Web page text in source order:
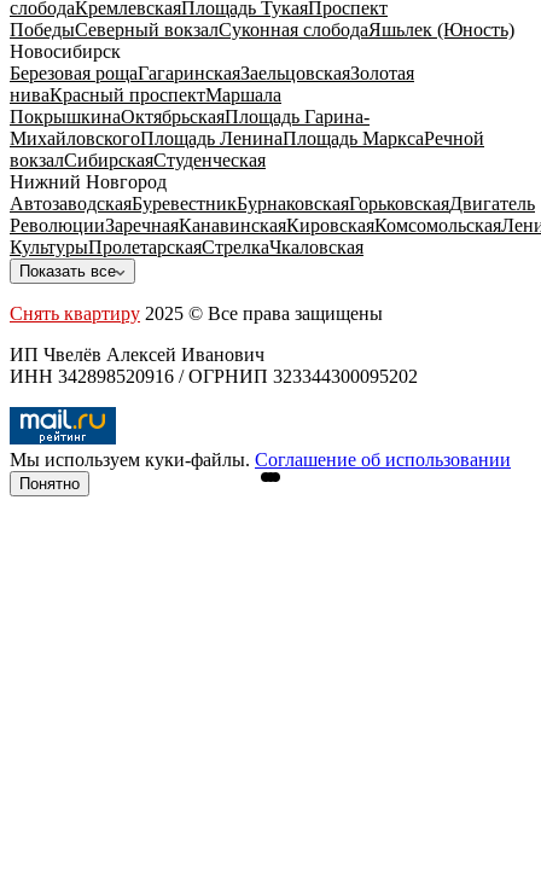
слободаКремлевскаяПлощадь ТукаяПроспект
ПобедыСеверный вокзалСуконная слободаЯшьлек (Юность)
Новосибирск
Березовая рощаГагаринскаяЗаельцовскаяЗолотая
ниваКрасный проспектМаршала
ПокрышкинаОктябрьскаяПлощадь Гарина-
МихайловскогоПлощадь ЛенинаПлощадь МарксаРечной
вокзалСибирскаяСтуденческая
Нижний Новгород
АвтозаводскаяБуревестникБурнаковскаяГорьковскаяДвигатель
РеволюцииЗаречнаяКанавинскаяКировскаяКомсомольская
КультурыПролетарскаяСтрелкаЧкаловская
Показать все
Снять квартиру 2025 © Все права защищены
ИП Чвелёв Алексей Иванович
ИНН 342898520916 / ОГРНИП 323344300095202
Мы используем куки-файлы. Соглашение об использовании
Понятно